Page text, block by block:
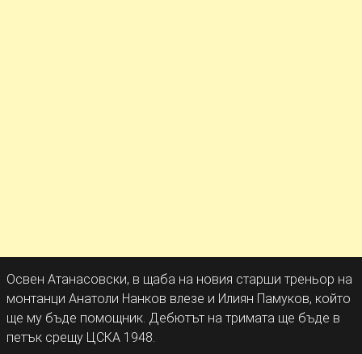
Освен Атанасовски, в щаба на новия старши треньор на
монтанци Анатоли Нанков влезе и Илиян Памуков, който
ще му бъде помощник. Дебютът на тримата ще бъде в
петък срещу ЦСКА 1948.